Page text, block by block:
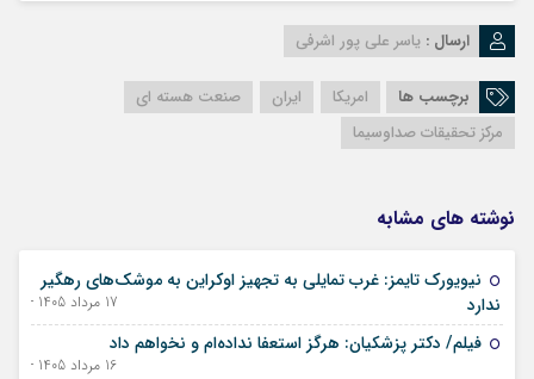
ارسال : یاسر علی پور اشرفی
برچسب ها امریکا ایران
صنعت هسته ای
مرکز تحقیقات صداوسیما
نوشته های مشابه
نیویورک تایمز: غرب تمایلی به تجهیز اوکراین به موشک‌های رهگیر
ندارد
17 مرداد 1405 - 08 اوت 2026
فیلم/ دکتر پزشکیان: هرگز استعفا نداده‌ام و نخواهم داد
16 مرداد 1405 - 07 اوت 2026